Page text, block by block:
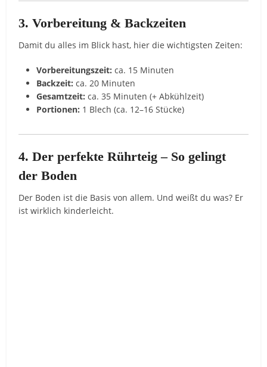
3. Vorbereitung & Backzeiten
Damit du alles im Blick hast, hier die wichtigsten Zeiten:
Vorbereitungszeit: ca. 15 Minuten
Backzeit: ca. 20 Minuten
Gesamtzeit: ca. 35 Minuten (+ Abkühlzeit)
Portionen: 1 Blech (ca. 12–16 Stücke)
4. Der perfekte Rührteig – So gelingt
der Boden
Der Boden ist die Basis von allem. Und weißt du was? Er
ist wirklich kinderleicht.